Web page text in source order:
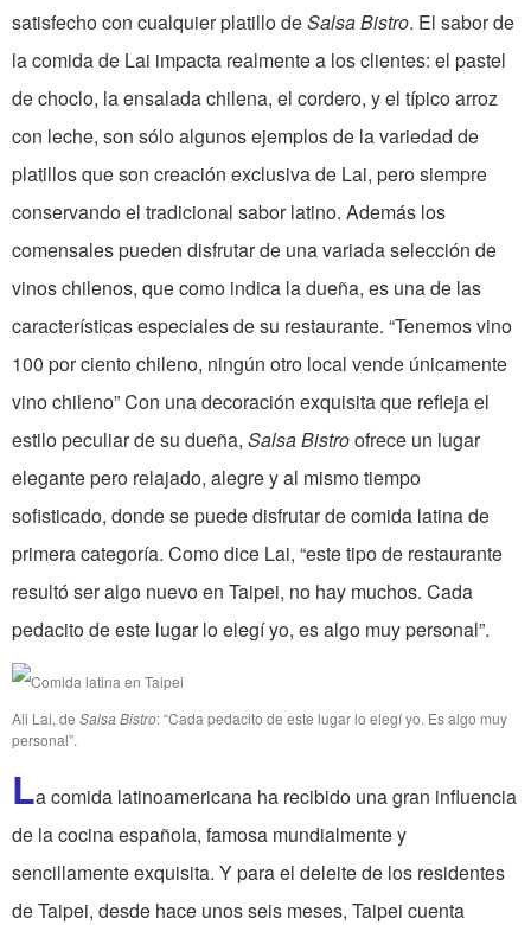
satisfecho con cualquier platillo deSalsa Bistro. El sabor de
la comida de Lai impacta realmente a los clientes: el pastel
de choclo, la ensalada chilena, el cordero, y el típico arroz
con leche, son sólo algunos ejemplos de la variedad de
platillos que son creación exclusiva de Lai, pero siempre
conservando el tradicional sabor latino. Además los
comensales pueden disfrutar de una variada selección de
vinos chilenos, que como indica la dueña, es una de las
características especiales de su restaurante. “Tenemos vino
100 por ciento chileno, ningún otro local vende únicamente
vino chileno” Con una decoración exquisita que refleja el
estilo peculiar de su dueña, Salsa Bistroofrece un lugar
elegante pero relajado, alegre y al mismo tiempo
sofisticado, donde se puede disfrutar de comida latina de
primera categoría. Como dice Lai, “este tipo de restaurante
resultó ser algo nuevo en Taipei, no hay muchos. Cada
pedacito de este lugar lo elegí yo, es algo muy personal”.
Ali Lai, de Salsa Bistro: “Cada pedacito de este lugar lo elegí yo. Es algo muy
personal”.
La comida latinoamericana ha recibido una gran influencia
de la cocina española, famosa mundialmente y
sencillamente exquisita. Y para el deleite de los residentes
de Taipei, desde hace unos seis meses, Taipei cuenta